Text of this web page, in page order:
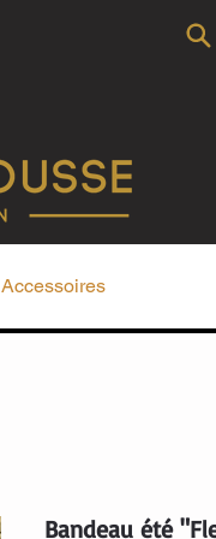
Bandeau été
Accessoires